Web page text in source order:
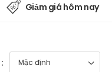
Giảm giá hôm nay